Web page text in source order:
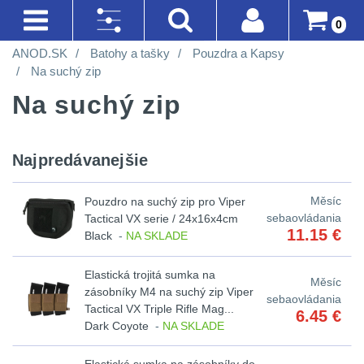
0
Prihlásenie
Registrácia
Platba
Obchodné
Podmienky
Vrátenie Do
14 Dní
Reklamácia
Poradenstvo
AKCIE!
SVIETIDLÁ A ČELOVKY
Nejvýkonnější
Méně
než
200
lm
200
BATOHY A TAŠKY
Turistické
expediční
Městské
batohy
Batohy
Cestovní
batohy
DOPLNKY K ZBRANIAM
Montáže
zbraň
Čistenie
zbraní
Náradie
a
nástroje
OPTIKY
Kolimátory
CQB
Na
vzduchovku
kuše
OBLEČENIE
Nosičy
vesty
Prilby
Taktické
opasky
LIKVIDÁCIA SKLADU
Horolezectvo
Obuv
Oblečenie
na
Akce!
SVIETIDLÁ A
Nejvýkonnější
svítilny4
Méně než 200 lm1
200 - 500 lm2
510 - 990 lm6
sklade
piatich
dní
Do
dvoch
týždňov
ANOD.SK Batohy a tašky
Pouzdra a Kapsy
Na suchý zip
Na suchý zip
Najpredávanejšie
Pouzdro na suchý zip pro Viper
Tactical VX serie / 24x16x4cm
Black - NA SKLADE
Měsíc
sebaovládania
11.15 €
Elastická trojitá sumka na
zásobníky M4 na suchý zip Viper
Tactical VX Triple Rifle Mag...
Dark Coyote - NA SKLADE
Měsíc
sebaovládania
6.45 €